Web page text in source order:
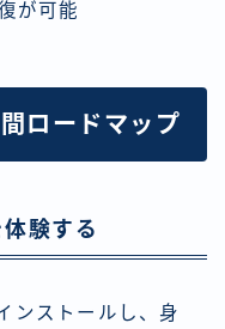
が可能
ロードマップ
験する
ンストールし、身